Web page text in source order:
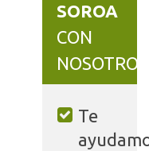
SOROA
CON
Te